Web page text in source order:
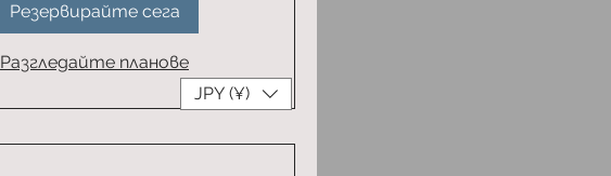
Резервирайте сега
Разгледайте планове
JPY (¥)